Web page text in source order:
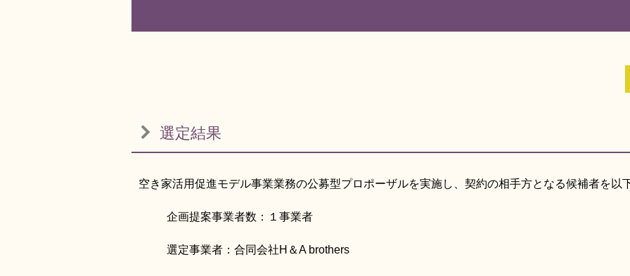
選定結果
空き家活用促進モデル事業業務の公募型プロポーザルを実施し、契約の相手方となる候補者を以
企画提案事業者数：１事業者
選定事業者：合同会社H＆A brothers